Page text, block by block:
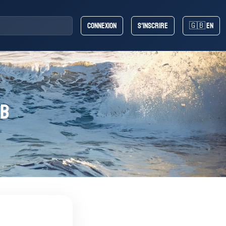
Connexion S'inscrire 🇬🇧 EN